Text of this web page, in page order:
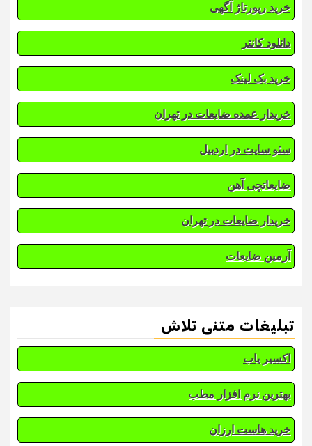
خرید رپورتاژ آگهی
دانلود کانتر
خرید بک لینک
خریدار عمده ضایعات در تهران
سئو سایت در اردبیل
ضایعاتچی آهن
خریدار ضایعات در تهران
آرمین ضایعات
تبلیغات متنی تلاش
اکسیر یاب
بهترین نرم افزار مطب
خرید هاست ارزان